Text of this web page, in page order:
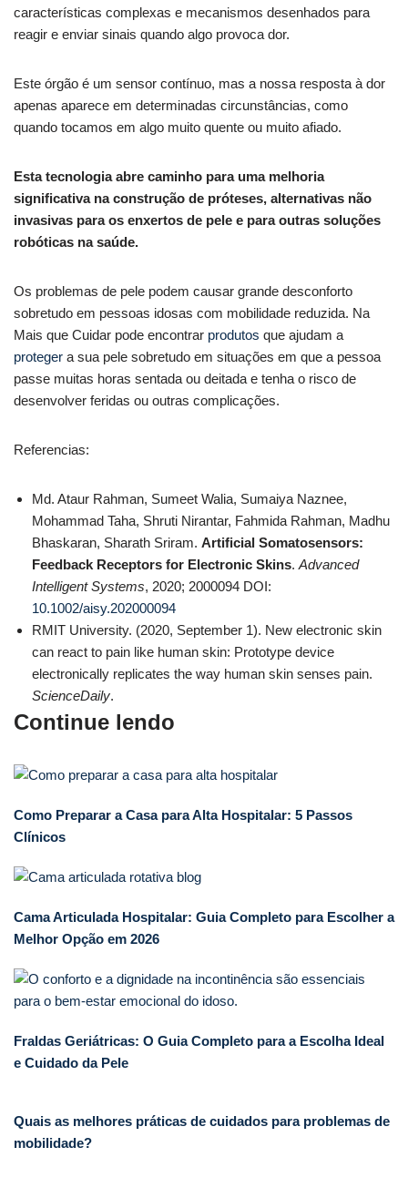
características complexas e mecanismos desenhados para
reagir e enviar sinais quando algo provoca dor.
Este órgão é um sensor contínuo, mas a nossa resposta à dor
apenas aparece em determinadas circunstâncias, como
quando tocamos em algo muito quente ou muito afiado.
Esta tecnologia abre caminho para uma melhoria
significativa na construção de próteses, alternativas não
invasivas para os enxertos de pele e para outras soluções
robóticas na saúde.
Os problemas de pele podem causar grande desconforto
sobretudo em pessoas idosas com mobilidade reduzida. Na
Mais que Cuidar pode encontrar produtos que ajudam a
proteger a sua pele sobretudo em situações em que a pessoa
passe muitas horas sentada ou deitada e tenha o risco de
desenvolver feridas ou outras complicações.
Referencias:
Md. Ataur Rahman, Sumeet Walia, Sumaiya Naznee,
Mohammad Taha, Shruti Nirantar, Fahmida Rahman, Madhu
Bhaskaran, Sharath Sriram. Artificial Somatosensors:
Feedback Receptors for Electronic Skins. Advanced
Intelligent Systems, 2020; 2000094 DOI:
10.1002/aisy.202000094
RMIT University. (2020, September 1). New electronic skin
can react to pain like human skin: Prototype device
electronically replicates the way human skin senses pain.
ScienceDaily.
Continue lendo
Como Preparar a Casa para Alta Hospitalar: 5 Passos
Clínicos
Cama Articulada Hospitalar: Guia Completo para Escolher a
Melhor Opção em 2026
Fraldas Geriátricas: O Guia Completo para a Escolha Ideal
e Cuidado da Pele
Quais as melhores práticas de cuidados para problemas de
mobilidade?